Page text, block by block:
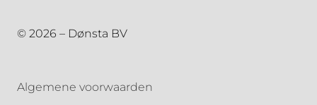
© 2026 – Dønsta BV
Algemene voorwaarden